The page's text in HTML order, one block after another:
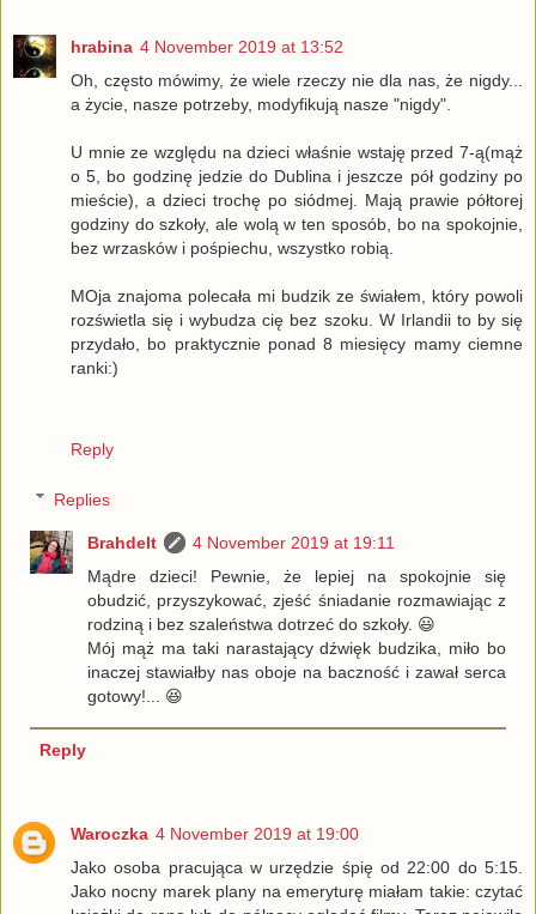
hrabina 4 November 2019 at 13:52
Oh, często mówimy, że wiele rzeczy nie dla nas, że nigdy...
a życie, nasze potrzeby, modyfikują nasze "nigdy".
U mnie ze względu na dzieci właśnie wstaję przed 7-ą(mąż
o 5, bo godzinę jedzie do Dublina i jeszcze pół godziny po
mieście), a dzieci trochę po siódmej. Mają prawie półtorej
godziny do szkoły, ale wolą w ten sposób, bo na spokojnie,
bez wrzasków i pośpiechu, wszystko robią.
MOja znajoma polecała mi budzik ze świałem, który powoli
rozświetla się i wybudza cię bez szoku. W Irlandii to by się
przydało, bo praktycznie ponad 8 miesięcy mamy ciemne
ranki:)
Reply
Replies
Brahdelt
4 November 2019 at 19:11
Mądre dzieci! Pewnie, że lepiej na spokojnie się
obudzić, przyszykować, zjeść śniadanie rozmawiając z
rodziną i bez szaleństwa dotrzeć do szkoły. 😃
Mój mąż ma taki narastający dźwięk budzika, miło bo
inaczej stawiałby nas oboje na baczność i zawał serca
gotowy!... 😆
Reply
Waroczka 4 November 2019 at 19:00
Jako osoba pracująca w urzędzie śpię od 22:00 do 5:15.
Jako nocny marek plany na emeryturę miałam takie: czytać